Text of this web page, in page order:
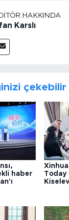
HAKKINDA
Karslı
çekebilir
haber
Xinhua
Today